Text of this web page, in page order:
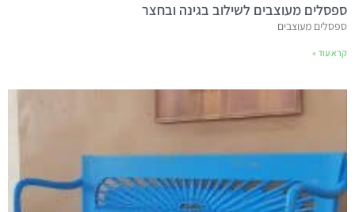
ספסלים מעוצבים לשילוב בגינה ובחצר
ספסלים מעוצבים
קרא עוד »